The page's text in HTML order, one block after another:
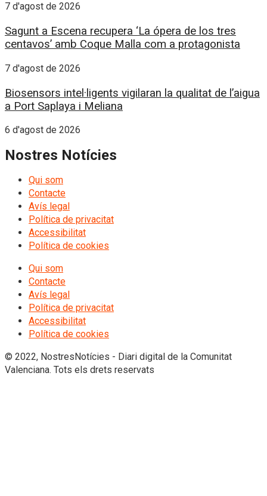
7 d'agost de 2026
Sagunt a Escena recupera ‘La ópera de los tres
centavos’ amb Coque Malla com a protagonista
7 d'agost de 2026
Biosensors intel·ligents vigilaran la qualitat de l’aigua
a Port Saplaya i Meliana
6 d'agost de 2026
Nostres Notícies
Qui som
Contacte
Avís legal
Política de privacitat
Accessibilitat
Política de cookies
Qui som
Contacte
Avís legal
Política de privacitat
Accessibilitat
Política de cookies
© 2022, NostresNotícies - Diari digital de la Comunitat
Valenciana. Tots els drets reservats